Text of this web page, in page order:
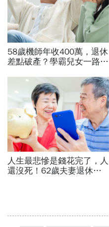
58歲機師年收400萬，退休
差點破產？學霸兒女一路私
款：賺再多都可能被三座大
山壓垮
人生最悲慘是錢花完了，人
還沒死！62歲夫妻退休前